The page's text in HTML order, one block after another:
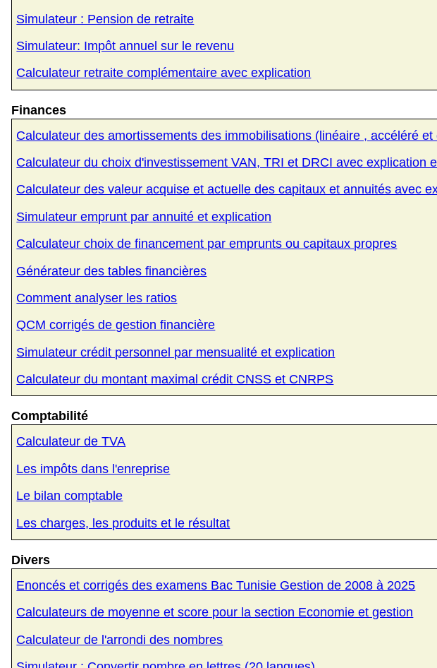
Simulateur : Pension de retraite
Simulateur: Impôt annuel sur le revenu
Calculateur retraite complémentaire avec explication
Finances
Calculateur des amortissements des immobilisations (linéaire , accéléré et
Calculateur du choix d'investissement VAN, TRI et DRCI avec explication
Calculateur des valeur acquise et actuelle des capitaux et annuités avec
Simulateur emprunt par annuité et explication
Calculateur choix de financement par emprunts ou capitaux propres
Générateur des tables financières
Comment analyser les ratios
QCM corrigés de gestion financière
Simulateur crédit personnel par mensualité et explication
Calculateur du montant maximal crédit CNSS et CNRPS
Comptabilité
Calculateur de TVA
Les impôts dans l'enreprise
Le bilan comptable
Les charges, les produits et le résultat
Divers
Enoncés et corrigés des examens Bac Tunisie Gestion de 2008 à 2025
Calculateurs de moyenne et score pour la section Economie et gestion
Calculateur de l'arrondi des nombres